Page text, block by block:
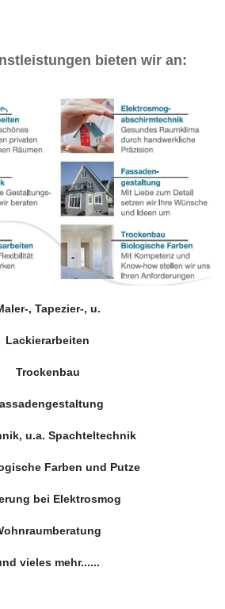
bieten wir an:
, Tapezier-, u.
Lackierarbeiten
Trockenbau
u.a. Spachteltechnik
Farben und Putze
bei Elektrosmog
vieles mehr......